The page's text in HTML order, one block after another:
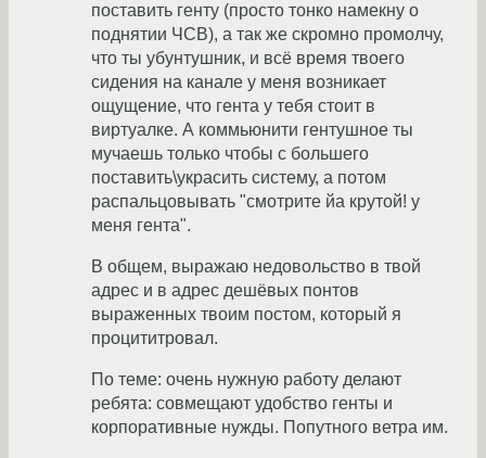
поставить генту (просто тонко намекну о
поднятии ЧСВ), а так же скромно промолчу,
что ты убунтушник, и всё время твоего
сидения на канале у меня возникает
ощущение, что гента у тебя стоит в
виртуалке. А коммьюнити гентушное ты
мучаешь только чтобы с большего
поставить\украсить систему, а потом
распальцовывать "смотрите йа крутой! у
меня гента".
В общем, выражаю недовольство в твой
адрес и в адрес дешёвых понтов
выраженных твоим постом, который я
процититровал.
По теме: очень нужную работу делают
ребята: совмещают удобство генты и
корпоративные нужды. Попутного ветра им.